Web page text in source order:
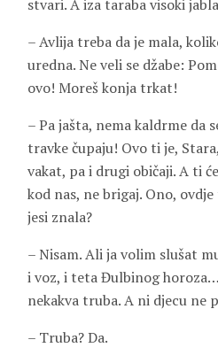
stvari. A iza taraba visoki
– Avlija treba da je mala,
uredna. Ne veli se džabe:
ovo! Moreš konja trkat!
– Pa jašta, nema kaldrme da
travke čupaju! Ovo ti je,
vakat, pa i drugi običaji. A ti
kod nas, ne brigaj. Ono,
jesi znala?
– Nisam. Ali ja volim slušat
i voz, i teta Đulbinog horoza…
nekakva truba. A ni djecu ne
– Truba? Da.